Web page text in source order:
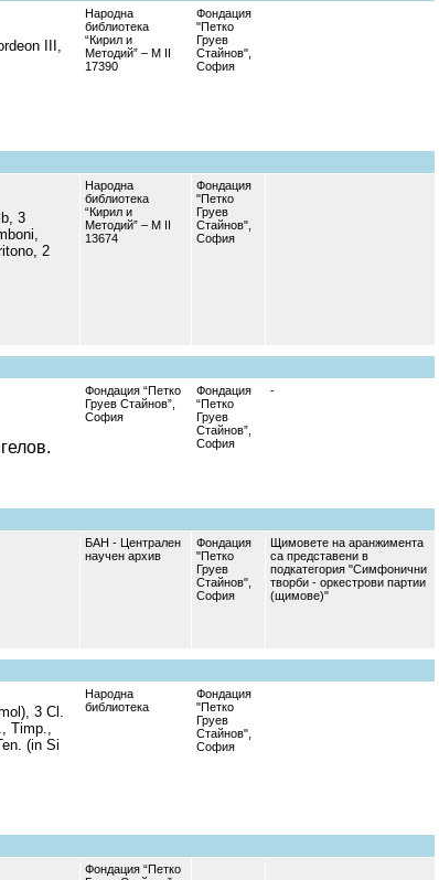
III,
Народна
библиотека
“Кирил и
Методий” – М II
17390
Фондация
"Петко
Груев
Стайнов",
София
3
2
Народна
библиотека
“Кирил и
Методий” – М II
13674
Фондация
"Петко
Груев
Стайнов",
София
Фондация “Петко
Груев Стайнов”,
София
Фондация
“Петко
Груев
Стайнов”,
София
-
БАН - Централен
научен архив
Фондация
"Петко
Груев
Стайнов",
София
Щимовете на аранжимента
са представени в
подкатегория "Симфонични
творби - оркестрови партии
(щимове)"
3 Cl.
Timp.,
(in Si
Народна
библиотека
Фондация
"Петко
Груев
Стайнов",
София
Фондация “Петко